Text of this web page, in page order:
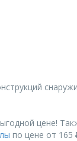
цене!
по цене от 165